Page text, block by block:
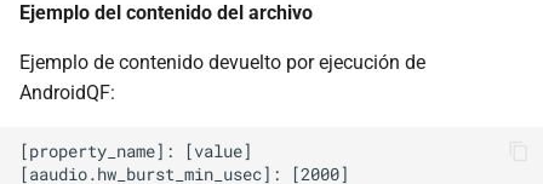
Ejemplo del contenido del archivo
Ejemplo de contenido devuelto por ejecución de
AndroidQF:
[property_name]: [value]
[aaudio.hw_burst_min_usec]: [2000]